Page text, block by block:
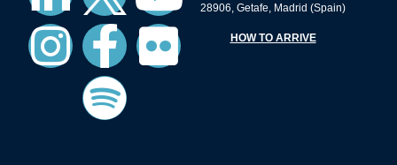
28906, Getafe, Madrid (Spain)
HOW TO ARRIVE